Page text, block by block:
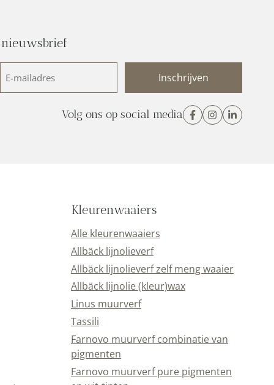
mailadres
Volg ons op social media
Kleurenwaaiers
Alle kleurenwaaiers
Allbäck lijnolieverf
Allbäck lijnolieverf zelf meng waaier
Allbäck lijnolie (kleur)wax
Linus muurverf
Tassili
Farnovo muurverf combinatie van
pigmenten
Farnovo muurverf pure pigmenten